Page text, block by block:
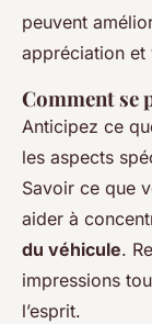
peuvent
appréciation et
Comment se
Anticipez ce
les aspects
Savoir ce que
aider à
du véhicule.
impressions
l’esprit.